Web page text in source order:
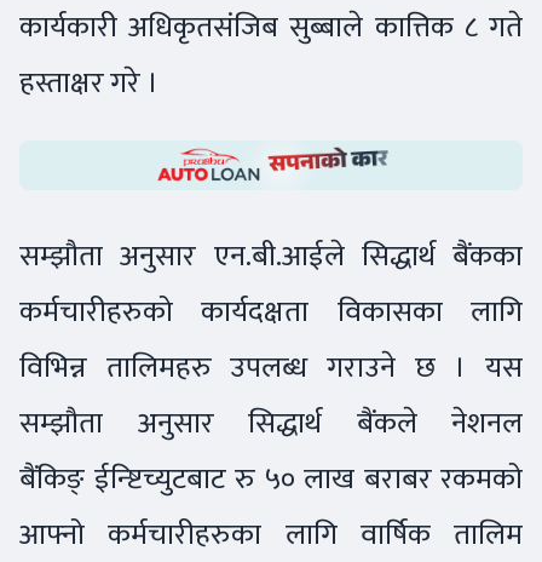
कार्यकारी अधिकृतसंजिब सुब्बाले कात्तिक ८ गते
हस्ताक्षर गरे ।
सम्झौता अनुसार एन.बी.आईले सिद्धार्थ बैंकका
कर्मचारीहरुको कार्यदक्षता विकासका लागि
विभिन्न तालिमहरु उपलब्ध गराउने छ । यस
सम्झौता अनुसार सिद्धार्थ बैंकले नेशनल
बैंकिङ् ईन्ष्टिच्युटबाट रु ५० लाख बराबर रकमको
आफ्नो कर्मचारीहरुका लागि वार्षिक तालिम